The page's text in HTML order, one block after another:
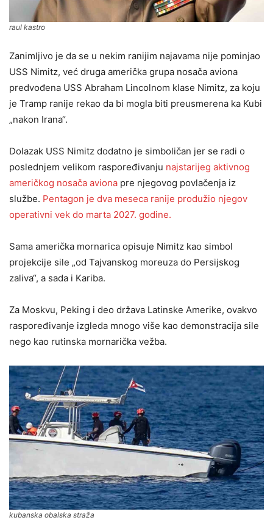
raul kastro
Zanimljivo je da se u nekim ranijim najavama nije pominjao
USS Nimitz, već druga američka grupa nosača aviona
predvođena USS Abraham Lincolnom klase Nimitz, za koju
je Tramp ranije rekao da bi mogla biti preusmerena ka Kubi
„nakon Irana“.
Dolazak USS Nimitz dodatno je simboličan jer se radi o
poslednjem velikom raspoređivanju najstarijeg aktivnog
američkog nosača aviona pre njegovog povlačenja iz
službe. Pentagon je dva meseca ranije produžio njegov
operativni vek do marta 2027. godine.
Sama američka mornarica opisuje Nimitz kao simbol
projekcije sile „od Tajvanskog moreuza do Persijskog
zaliva“, a sada i Kariba.
Za Moskvu, Peking i deo država Latinske Amerike, ovakvo
raspoređivanje izgleda mnogo više kao demonstracija sile
nego kao rutinska mornarička vežba.
kubanska obalska straža